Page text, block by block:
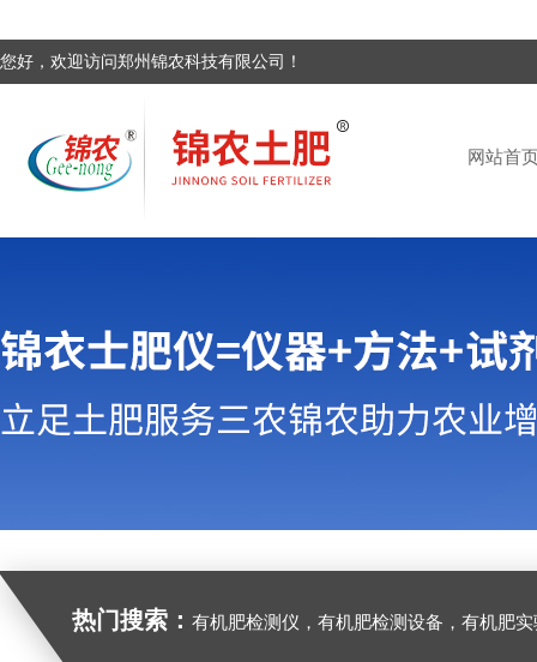
您好，欢迎访问郑州锦农科技有限公司！
网站首
热门搜索： 有机肥检测仪，有机肥检测设备，有机肥实验室设备，生物有